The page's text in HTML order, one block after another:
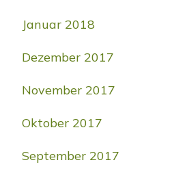
Januar 2018
Dezember 2017
November 2017
Oktober 2017
September 2017